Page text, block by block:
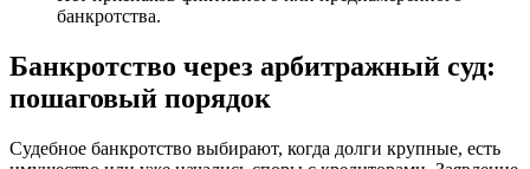
банкротства.
Банкротство через арбитражный суд:
пошаговый порядок
Судебное банкротство выбирают, когда долги крупные, есть